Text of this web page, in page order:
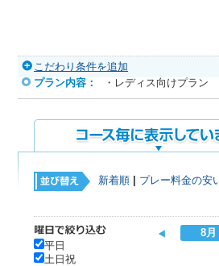
こだわり条件を追加
プラン内容：
・レディス向けプラン
新着順 プレー料金の安
平日
土日祝
8月